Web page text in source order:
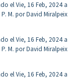
el Vie, 16 Feb, 2024 a
M. por David Miralpeix
el Vie, 16 Feb, 2024 a
M. por David Miralpeix
el Vie, 16 Feb, 2024 a